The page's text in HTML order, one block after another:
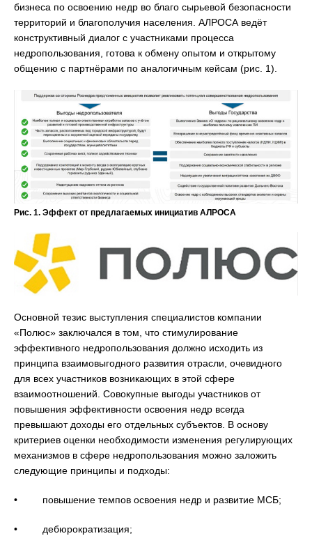
бизнеса по освоению недр во благо сырьевой безопасности
территорий и благополучия населения. АЛРОСА ведёт
конструктивный диалог с участниками процесса
недропользования, готова к обмену опытом и открытому
общению с партнёрами по аналогичным кейсам (рис. 1).
Рис. 1. Эффект от предлагаемых инициатив АЛРОСА
Основной тезис выступления специалистов компании
«Полюс» заключался в том, что стимулирование
эффективного недропользования должно исходить из
принципа взаимовыгодного развития отрасли, очевидного
для всех участников возникающих в этой сфере
взаимоотношений. Совокупные выгоды участников от
повышения эффективности освоения недр всегда
превышают доходы его отдельных субъектов. В основу
критериев оценки необходимости изменения регулирующих
механизмов в сфере недропользования можно заложить
следующие принципы и подходы:
• повышение темпов освоения недр и развитие МСБ;
• дебюрократизация;